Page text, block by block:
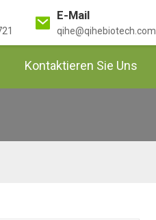
E-Mail
qihe@qihebiotech.com
Kontaktieren Sie Uns